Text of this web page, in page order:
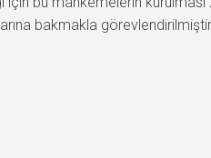
bakmakla